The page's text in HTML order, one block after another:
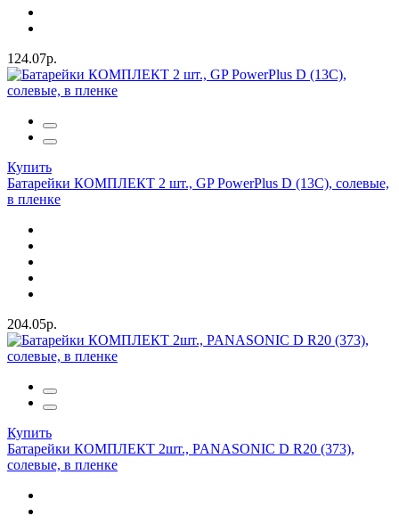
124.07р.
Купить
Батарейки КОМПЛЕКТ 2 шт., GP PowerPlus D (13C), солевые,
в пленке
204.05р.
Купить
Батарейки КОМПЛЕКТ 2шт., PANASONIC D R20 (373),
солевые, в пленке